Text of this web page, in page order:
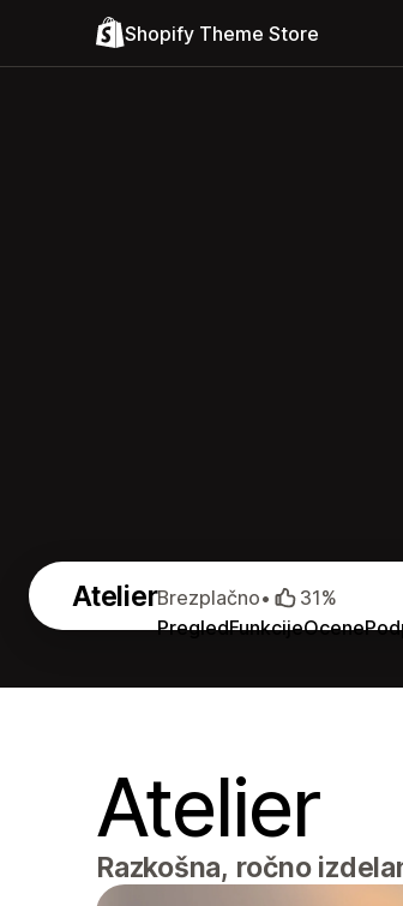
Shopify Theme Store
Atelier
PregledFunkcijeOcene
Brezplačno• 31%
Atelier
Razkošna, ročno